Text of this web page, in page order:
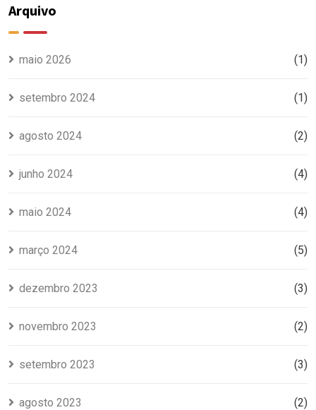
Arquivo
maio 2026 (1)
setembro 2024 (1)
agosto 2024 (2)
junho 2024 (4)
maio 2024 (4)
março 2024 (5)
dezembro 2023 (3)
novembro 2023 (2)
setembro 2023 (3)
agosto 2023 (2)